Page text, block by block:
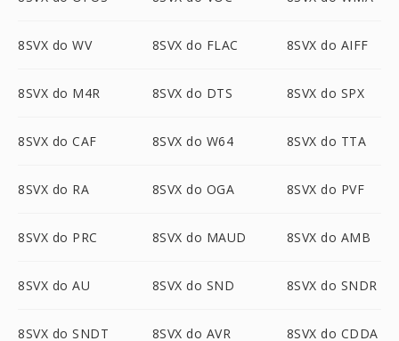
8SVX do WV 8SVX do FLAC 8SVX do AIFF
8SVX do M4R 8SVX do DTS 8SVX do SPX
8SVX do CAF 8SVX do W64 8SVX do TTA
8SVX do RA 8SVX do OGA 8SVX do PVF
8SVX do PRC 8SVX do MAUD 8SVX do AMB
8SVX do AU 8SVX do SND 8SVX do SNDR
8SVX do SNDT 8SVX do AVR 8SVX do CDDA